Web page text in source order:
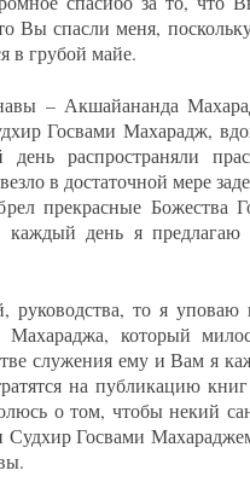
Вы спасли меня,
в грубой майе.
– Акшайананда
Госвами Махарадж,
распространяли
в достаточной мере
прекрасные Божества
каждый день я
руководства, то я
который
служения ему и Вам я
на публикацию
о том, чтобы некий
Госвами